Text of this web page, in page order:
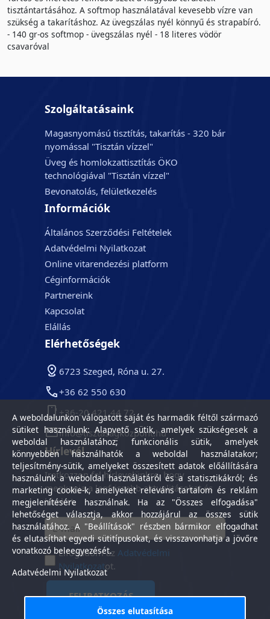
tisztántartásához. A softmop használatával kevesebb vízre van
szükség a takarításhoz. Az üvegszálas nyél könnyű és strapabíró.
- 140 gr-os softmop - üvegszálas nyél - 18 literes vödör
csavaróval
Szolgáltatásaink
Magasnyomású tisztítás, takarítás - 320 bár
nyomással "Tisztán vízzel"
Üveg és homlokzattisztítás ÖKO
technológiával "Tisztán vízzel"
Bevonatolás, felületkezelés
Információk
Általános Szerződési Feltételek
Adatvédelmi Nyilatkozat
Online vitarendezési platform
Céginformációk
Partnereink
Kapcsolat
Elállás
Elérhetőségek
6723 Szeged, Róna u. 27.
+36 62 550 630
+36-20 421 44 72
info@tisztasagkozpont.hu
Hírlevél
Iratkozzon fel hírlevelünkre, hogy
megkapja a legfrissebb aktualitásokat és
híreket.
Elfogadom azAdatvédelmi
Nyilatkozatot.
FELIRATKOZÁS
A weboldalunkon válogatott saját és harmadik féltől származó
sütiket használunk: Alapvető sütik, amelyek szükségesek a
weboldal használatához; funkcionális sütik, amelyek
könnyebben használhatók a weboldal használatakor;
teljesítmény-sütik, amelyeket összesített adatok előállítására
használunk a weboldal használatáról és a statisztikákról; és
marketing cookie-k, amelyeket releváns tartalom és reklám
megjelenítésére használnak. Ha az "Összes elfogadása"
lehetőséget választja, akkor hozzájárul az összes sütik
használatához. A "Beállítások" részben bármikor elfogadhat
és elutasíthat egyedi sütitípusokat, és visszavonhatja a jövőre
vonatkozó beleegyezését.
Adatvédelmi Nyilatkozat
Összes elutasítása